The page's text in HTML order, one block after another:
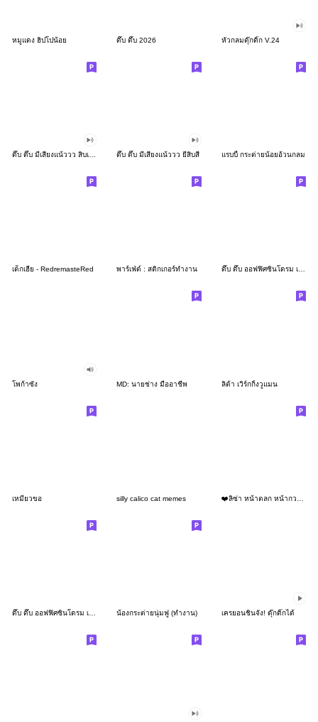
หมูแดง ฮิปโปน้อย ดึ๊บ ดึ๊บ 2026 หัวกลมดุ๊กดิ๊ก V.24
ดึ๊บ ดึ๊บ มีเสียงแน้ววว ยี่สิบสี่ แรบบี้ กระต่ายน้อยอ้วนกลม
เด็กเฮีย - RedremasteRed พาร์เฟ่ต์ : สติกเกอร์ทำงาน ดึ๊บ ดึ๊บ ออฟฟิศซินโดรม เจ็ด
โพก้าซัง MD: นายช่าง มืออาชีพ ลิต้า เวิร์กกิ้งวูแมน
เหมียวขอ silly calico cat memes
ดึ๊บ ดึ๊บ ออฟฟิศซินโดรม เก้า น้องกระต่ายนุ่มฟู (ทำงาน) เครยอนชินจัง! ดุ๊กดิ๊กได้